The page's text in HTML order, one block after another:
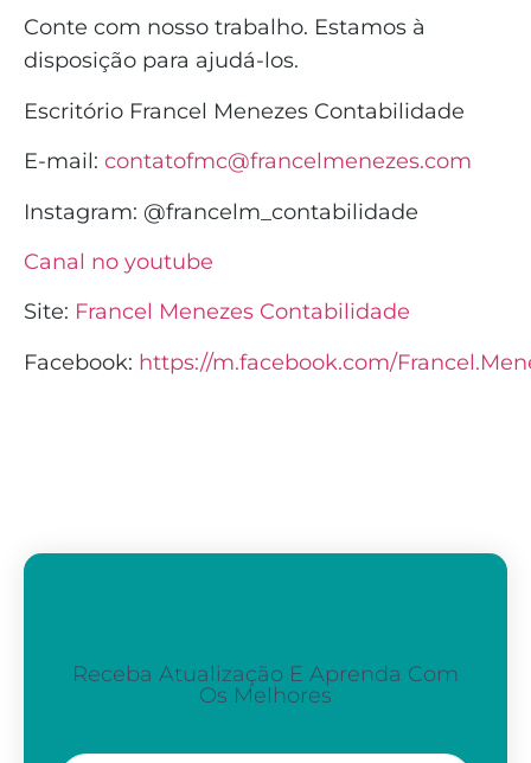
Conte com nosso trabalho. Estamos à
disposição para ajudá-los.
Escritório Francel Menezes Contabilidade
E-mail: contatofmc@francelmenezes.com
Instagram: @francelm_contabilidade
Canal no youtube
Site: Francel Menezes Contabilidade
Facebook: https://m.facebook.com/
Receba Atualização E Aprenda Com
Os Melhores